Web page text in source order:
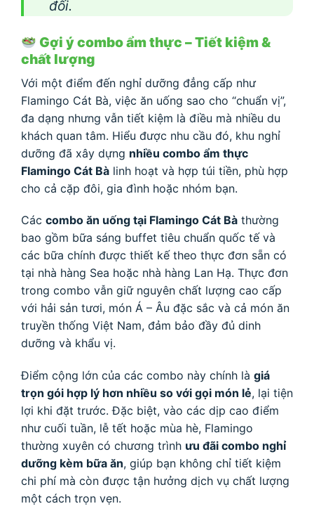
đối.
Gợi ý combo ẩm thực – Tiết kiệm &
chất lượng
Với một điểm đến nghỉ dưỡng đẳng cấp như
Flamingo Cát Bà, việc ăn uống sao cho “chuẩn vị”,
đa dạng nhưng vẫn tiết kiệm là điều mà nhiều du
khách quan tâm. Hiểu được nhu cầu đó, khu nghỉ
dưỡng đã xây dựng nhiều combo ẩm thực
Flamingo Cát Bà linh hoạt và hợp túi tiền, phù hợp
cho cả cặp đôi, gia đình hoặc nhóm bạn.
Các combo ăn uống tại Flamingo Cát Bà thường
bao gồm bữa sáng buffet tiêu chuẩn quốc tế và
các bữa chính được thiết kế theo thực đơn sẵn có
tại nhà hàng Sea hoặc nhà hàng Lan Hạ. Thực đơn
trong combo vẫn giữ nguyên chất lượng cao cấp
với hải sản tươi, món Á – Âu đặc sắc và cả món ăn
truyền thống Việt Nam, đảm bảo đầy đủ dinh
dưỡng và khẩu vị.
Điểm cộng lớn của các combo này chính là giá
trọn gói hợp lý hơn nhiều so với gọi món lẻ, lại tiện
lợi khi đặt trước. Đặc biệt, vào các dịp cao điểm
như cuối tuần, lễ tết hoặc mùa hè, Flamingo
thường xuyên có chương trình ưu đãi combo nghỉ
dưỡng kèm bữa ăn, giúp bạn không chỉ tiết kiệm
chi phí mà còn được tận hưởng dịch vụ chất lượng
một cách trọn vẹn.